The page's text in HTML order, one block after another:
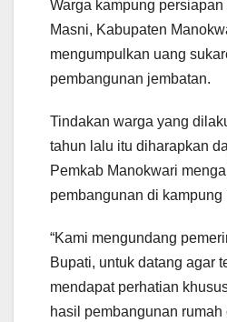
Warga kampung
Masni, Kabupaten
mengumpulkan uang
pembangunan jembatan.
Tindakan warga yang
tahun lalu itu diharapkan
Pemkab Manokwari
pembangunan di kampung
“Kami mengundang
Bupati, untuk datang agar
mendapat perhatian
hasil pembangunan rumah